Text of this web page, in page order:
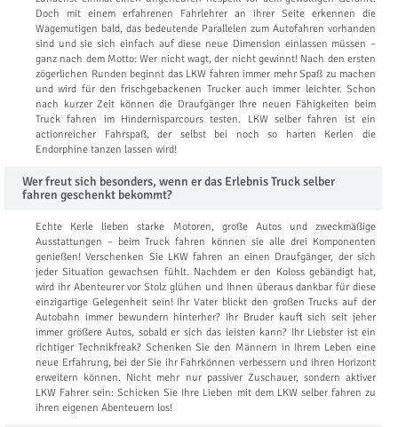
Doch mit einem erfahrenen Fahrlehrer an ihrer Seite erkennen die
Wagemutigen bald, das bedeutende Parallelen zum Autofahren vorhanden
sind und sie sich einfach auf diese neue Dimension einlassen müssen –
ganz nach dem Motto: Wer nicht wagt, der nicht gewinnt! Nach den ersten
zögerlichen Runden beginnt das LKW fahren immer mehr Spaß zu machen
und wird für den frischgebackenen Trucker auch immer leichter. Schon
nach kurzer Zeit können die Draufgänger Ihre neuen Fähigkeiten beim
Truck fahren im Hindernisparcours testen. LKW selber fahren ist ein
actionreicher Fahrspaß, der selbst bei noch so harten Kerlen die
Endorphine tanzen lassen wird!
Wer freut sich besonders, wenn er das Erlebnis Truck selber
fahren geschenkt bekommt?
Echte Kerle lieben starke Motoren, große Autos und zweckmäßige
Ausstattungen – beim Truck fahren können sie alle drei Komponenten
genießen! Verschenken Sie LKW fahren an einen Draufgänger, der sich
jeder Situation gewachsen fühlt. Nachdem er den Koloss gebändigt hat,
wird ihr Abenteurer vor Stolz glühen und Ihnen überaus dankbar für diese
einzigartige Gelegenheit sein! Ihr Vater blickt den großen Trucks auf der
Autobahn immer bewundern hinterher? Ihr Bruder kauft sich seit jeher
immer größere Autos, sobald er sich das leisten kann? Ihr Liebster ist ein
richtiger Technikfreak? Schenken Sie den Männern in Ihrem Leben eine
neue Erfahrung, bei der Sie ihr Fahrkönnen verbessern und ihren Horizont
erweitern können. Nicht mehr nur passiver Zuschauer, sondern aktiver
LKW Fahrer sein: Schicken Sie Ihre Lieben mit dem LKW selber fahren zu
ihren eigenen Abenteuern los!